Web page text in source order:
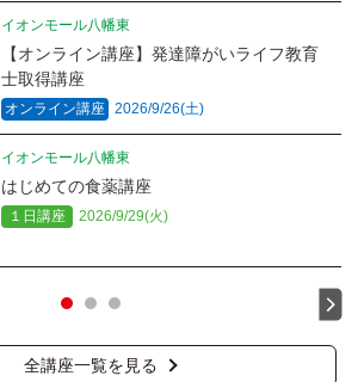
イオンモール八幡東
【オンライン講座】発達障がいライフ教育
士取得講座
オンライン講座 2026/9/26(土)
イオンモール八幡東
はじめての食薬講座
１日講座 2026/9/29(火)
全講座一覧を見る